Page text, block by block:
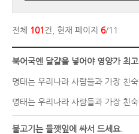
전체 101건, 현재 페이지 6/11
북어국엔 달걀을 넣어야 영양가 최고
불고기는 들깻잎에 싸서 드세요.